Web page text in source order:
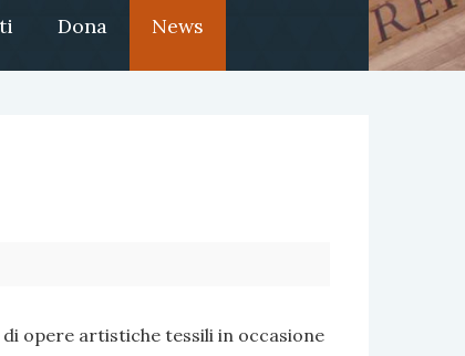
Dona News
opere artistiche tessili in occasione